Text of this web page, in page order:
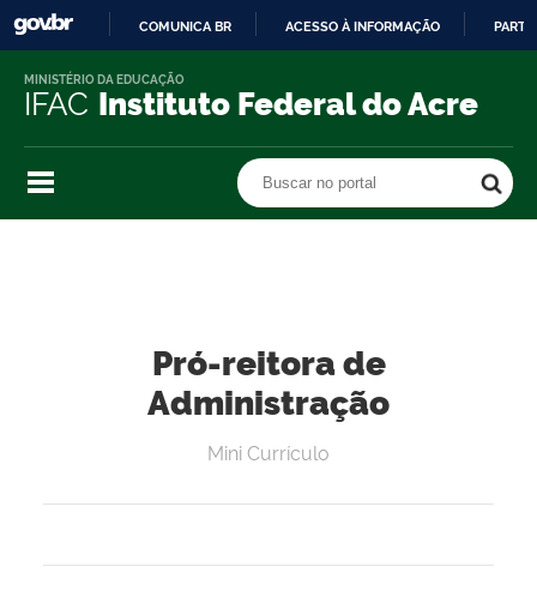
O
COMUNICA BR ACESSO À INFORMAÇÃO
IFAC Instituto Federal do Acre
MINISTÉRIO DA EDUCAÇÃO
Buscar no portal
Pró-reitora de
Administração
Mini Currículo